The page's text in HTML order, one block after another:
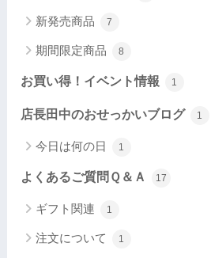
新発売商品 7
期間限定商品 8
お買い得！イベント情報 1
店長田中のおせっかいブログ 1
今日は何の日 1
よくあるご質問Ｑ＆Ａ 17
ギフト関連 1
注文について 1